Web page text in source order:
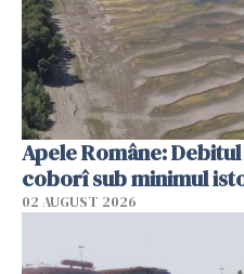
Apele Române:
coborî sub minimul
02 AUGUST 2026